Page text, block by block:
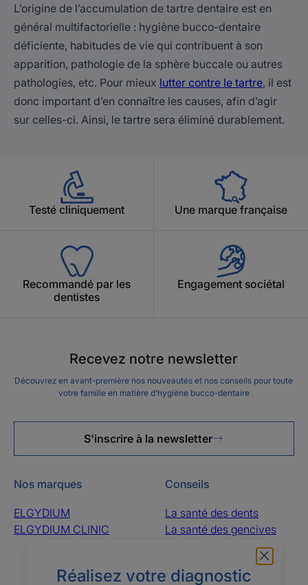
L’origine de l’accumulation de tartre dentaire est en
général multifactorielle : hygiène bucco-dentaire
déficiente, habitudes de vie qui contribuent à son
apparition, pathologie de la sphère buccale ou autres
pathologies, etc. Pour mieux lutter contre le tartre, il est
donc important d’en connaître les causes, afin d’agir
sur celles-ci. Ainsi, le tartre sera éliminé durablement.
Réalisez votre diagnostic
Testé cliniquement Une marque française
Recommandé par les
dentistes
Engagement sociétal
Recevez notre newsletter
Découvrez en avant-première nos nouveautés et nos conseils pour toute
votre famille en matière d’hygiène bucco-dentaire
S'inscrire à la newsletter
Nos marques
ELGYDIUM
ELGYDIUM CLINIC
Conseils
La santé des dents
La santé des gencives
La santé de la bouche
La santé des dents de
l’enfant